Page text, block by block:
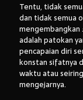
Tentu, tidak
dan tidak semua
mengembangkan
adalah patokan
pencapaian diri
konstan sifatnya
waktu atau
mengejarnya.